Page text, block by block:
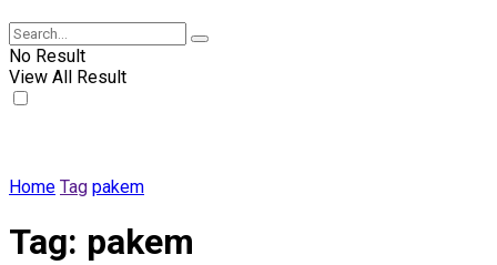
No Result
View All Result
Home Tag pakem
Tag: pakem